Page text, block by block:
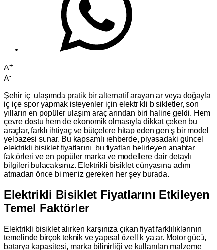
A+
A-
Şehir içi ulaşımda pratik bir alternatif arayanlar veya doğayla
iç içe spor yapmak isteyenler için elektrikli bisikletler, son
yılların en popüler ulaşım araçlarından biri haline geldi. Hem
çevre dostu hem de ekonomik olmasıyla dikkat çeken bu
araçlar, farklı ihtiyaç ve bütçelere hitap eden geniş bir model
yelpazesi sunar. Bu kapsamlı rehberde, piyasadaki güncel
elektrikli bisiklet fiyatlarını, bu fiyatları belirleyen anahtar
faktörleri ve en popüler marka ve modellere dair detaylı
bilgileri bulacaksınız. Elektrikli bisiklet dünyasına adım
atmadan önce bilmeniz gereken her şey burada.
Elektrikli Bisiklet Fiyatlarını Etkileyen
Temel Faktörler
Elektrikli bisiklet alırken karşınıza çıkan fiyat farklılıklarının
temelinde birçok teknik ve yapısal özellik yatar. Motor gücü,
batarya kapasitesi, marka bilinirliği ve kullanılan malzeme